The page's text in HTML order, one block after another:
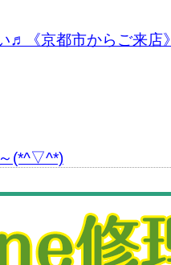
♬《京都市からご来店》
(*^▽^*)